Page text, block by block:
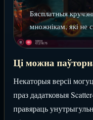
Бясплатныя
множнікам, які не
Ці можна
Некаторыя версіі
праз дадатковыя
правяраць